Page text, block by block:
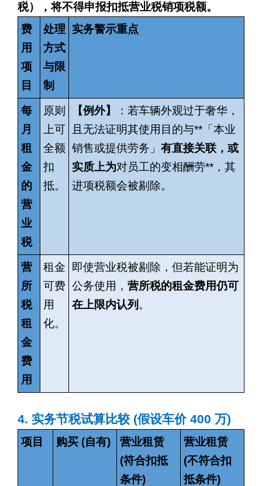
税），将不得申报扣抵营业税销项税额。
费
用
项
目
处理
方式
与限
制
实务警示重点
每
月
租
金
的
营
业
税
原则
上可
全额
扣
抵。
【例外】
：若车辆外观过于奢华，
且无法证明其使用目的与** 「本业
销售或提供劳务」 有直接关联，或
实质上为对员工的变相酬劳** ，其
进项税额会被剔除。
营
所
税
租
金
费
用
租金
可费
用
化。
即使营业税被剔除，但若能证明为
公务使用， 营所税的租金费用仍可
在上限内认列 。
4. 实务节税试算比较 (假设车价400 万)
项目 购买 (自有)
营业租赁
(符合扣抵
条件)
营业租赁
(不符合扣
抵条件)